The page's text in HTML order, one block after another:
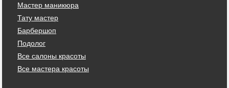
Мастер маникюра
Тату мастер
Барбершоп
Подолог
Все салоны красоты
Все мастера красоты